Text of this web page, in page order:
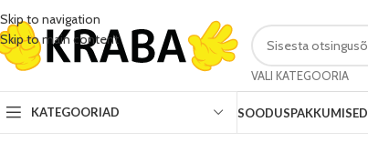
Skip to navigation
Skip to main content
VALI KATEGOORIA
KATEGOORIAD SOODUSPAKKUMISED